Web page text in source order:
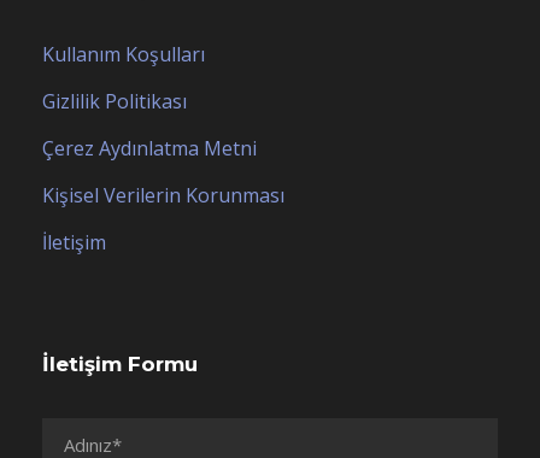
Kullanım Koşulları
Gizlilik Politikası
Çerez Aydınlatma Metni
Kişisel Verilerin Korunması
İletişim
İletişim Formu